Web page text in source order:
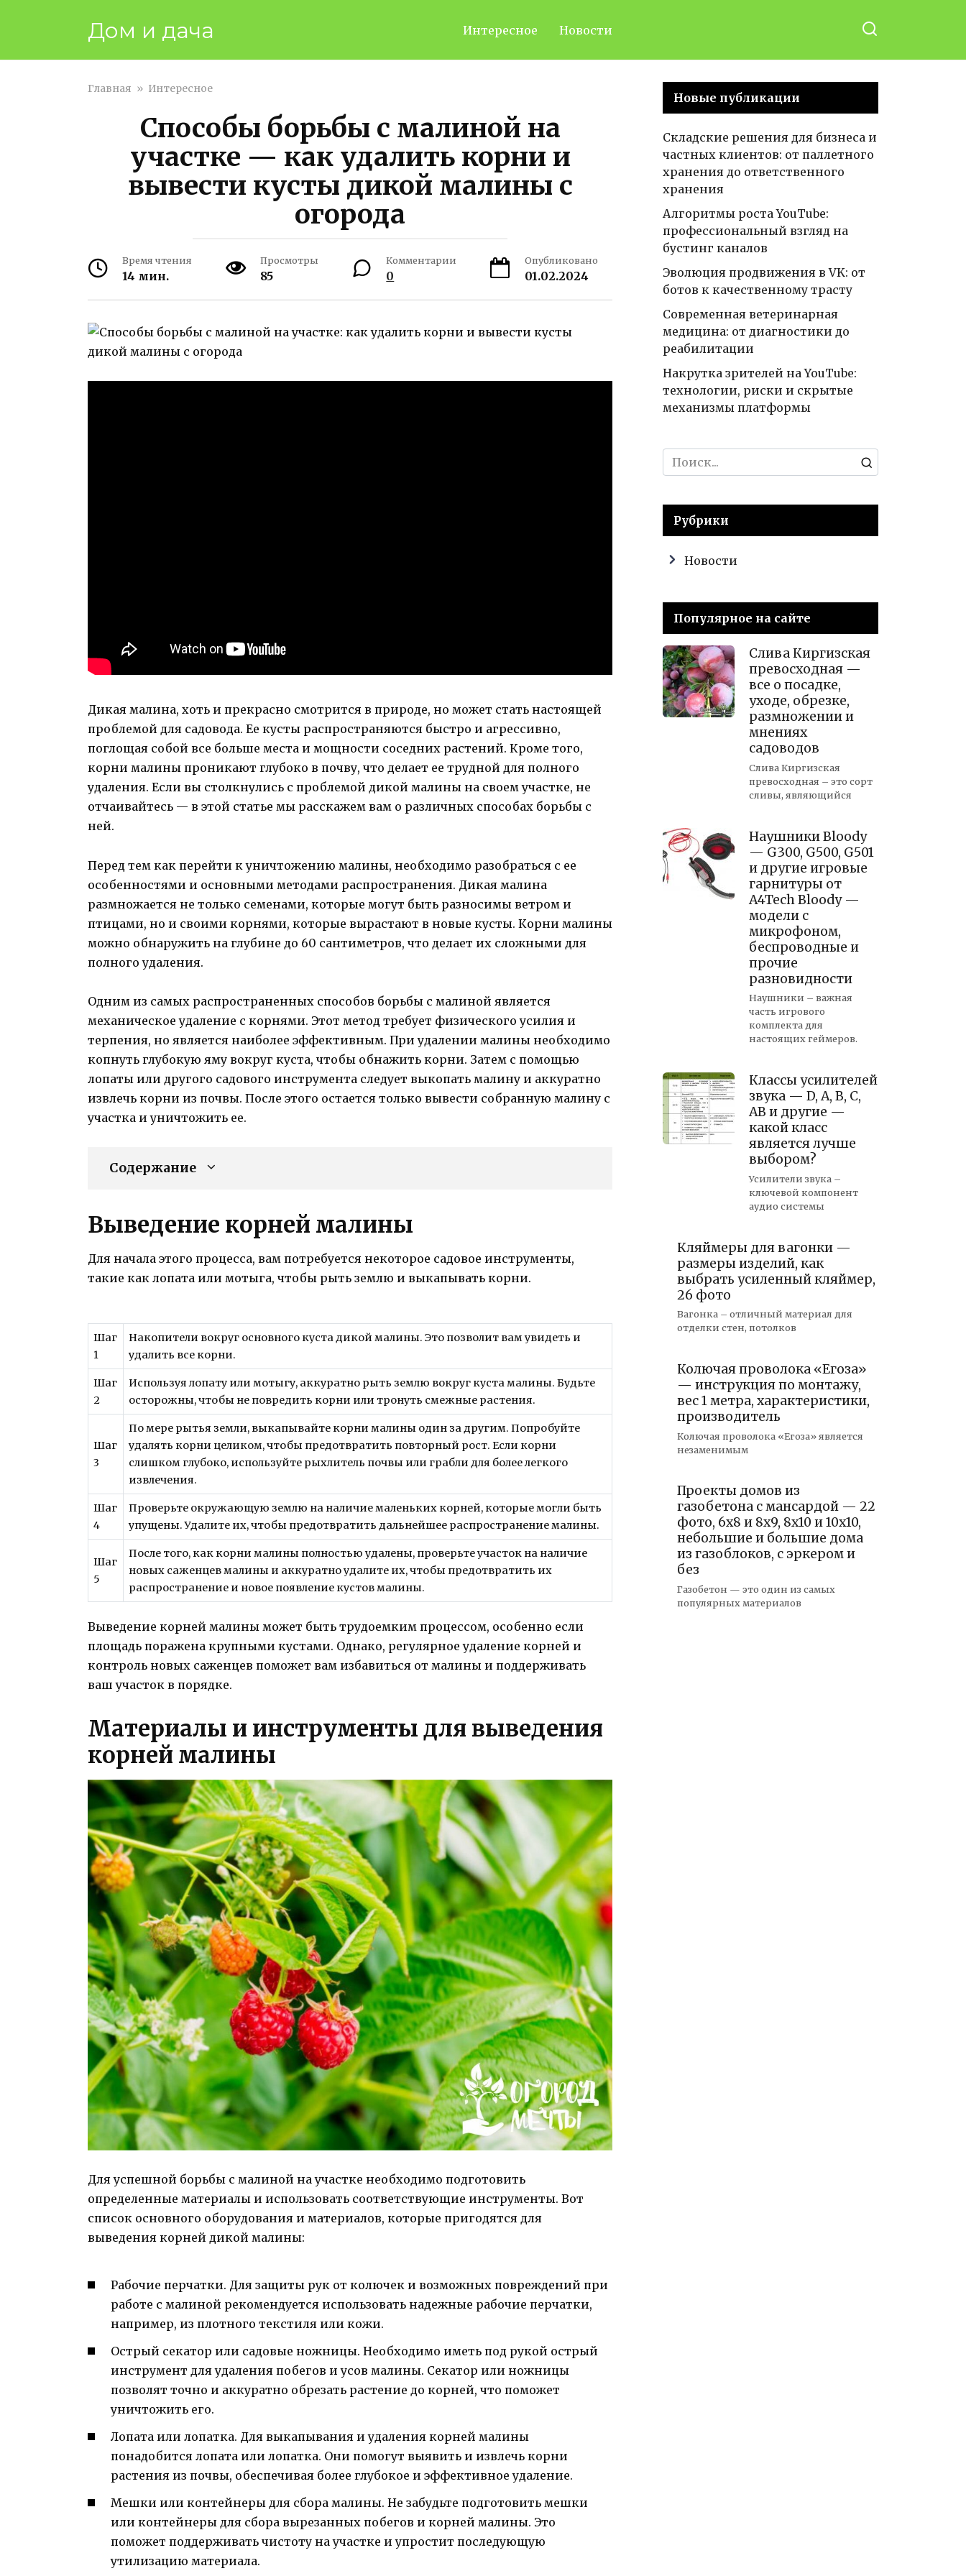
Дом и дача Интересное Новости
Главная » Интересное
Способы борьбы с малиной на
участке — как удалить корни и
вывести кусты дикой малины с
огорода
Время чтения
14 мин.
Просмотры
85
Комментарии
0
Опубликовано
01.02.2024
Дикая малина, хоть и прекрасно смотрится в природе, но может стать настоящей
проблемой для садовода. Ее кусты распространяются быстро и агрессивно,
поглощая собой все больше места и мощности соседних растений. Кроме того,
корни малины проникают глубоко в почву, что делает ее трудной для полного
удаления. Если вы столкнулись с проблемой дикой малины на своем участке, не
отчаивайтесь — в этой статье мы расскажем вам о различных способах борьбы с
ней.
Перед тем как перейти к уничтожению малины, необходимо разобраться с ее
особенностями и основными методами распространения. Дикая малина
размножается не только семенами, которые могут быть разносимы ветром и
птицами, но и своими корнями, которые вырастают в новые кусты. Корни малины
можно обнаружить на глубине до 60 сантиметров, что делает их сложными для
полного удаления.
Одним из самых распространенных способов борьбы с малиной является
механическое удаление с корнями. Этот метод требует физического усилия и
терпения, но является наиболее эффективным. При удалении малины необходимо
копнуть глубокую яму вокруг куста, чтобы обнажить корни. Затем с помощью
лопаты или другого садового инструмента следует выкопать малину и аккуратно
извлечь корни из почвы. После этого остается только вывести собранную малину с
участка и уничтожить ее.
Содержание
Выведение корней малины
Для начала этого процесса, вам потребуется некоторое садовое инструменты,
такие как лопата или мотыга, чтобы рыть землю и выкапывать корни.
Шаг
1
Накопители вокруг основного куста дикой малины. Это позволит вам увидеть и
удалить все корни.
Шаг
2
Используя лопату или мотыгу, аккуратно рыть землю вокруг куста малины. Будьте
осторожны, чтобы не повредить корни или тронуть смежные растения.
Шаг
3
По мере рытья земли, выкапывайте корни малины один за другим. Попробуйте
удалять корни целиком, чтобы предотвратить повторный рост. Если корни
слишком глубоко, используйте рыхлитель почвы или грабли для более легкого
извлечения.
Шаг
4
Проверьте окружающую землю на наличие маленьких корней, которые могли быть
упущены. Удалите их, чтобы предотвратить дальнейшее распространение малины.
Шаг
5
После того, как корни малины полностью удалены, проверьте участок на наличие
новых саженцев малины и аккуратно удалите их, чтобы предотвратить их
распространение и новое появление кустов малины.
Выведение корней малины может быть трудоемким процессом, особенно если
площадь поражена крупными кустами. Однако, регулярное удаление корней и
контроль новых саженцев поможет вам избавиться от малины и поддерживать
ваш участок в порядке.
Материалы и инструменты для выведения
корней малины
Для успешной борьбы с малиной на участке необходимо подготовить
определенные материалы и использовать соответствующие инструменты. Вот
список основного оборудования и материалов, которые пригодятся для
выведения корней дикой малины:
Рабочие перчатки. Для защиты рук от колючек и возможных повреждений при
работе с малиной рекомендуется использовать надежные рабочие перчатки,
например, из плотного текстиля или кожи.
Острый секатор или садовые ножницы. Необходимо иметь под рукой острый
инструмент для удаления побегов и усов малины. Секатор или ножницы
позволят точно и аккуратно обрезать растение до корней, что поможет
уничтожить его.
Лопата или лопатка. Для выкапывания и удаления корней малины
понадобится лопата или лопатка. Они помогут выявить и извлечь корни
растения из почвы, обеспечивая более глубокое и эффективное удаление.
Мешки или контейнеры для сбора малины. Не забудьте подготовить мешки
или контейнеры для сбора вырезанных побегов и корней малины. Это
поможет поддерживать чистоту на участке и упростит последующую
утилизацию материала.
Новые публикации
Складские решения для бизнеса и
частных клиентов: от паллетного
хранения до ответственного
хранения
Алгоритмы роста YouTube:
профессиональный взгляд на
бустинг каналов
Эволюция продвижения в VK: от
ботов к качественному трасту
Современная ветеринарная
медицина: от диагностики до
реабилитации
Накрутка зрителей на YouTube:
технологии, риски и скрытые
механизмы платформы
Search
for:
Рубрики
Новости
Популярное на сайте
Слива Киргизская
превосходная —
все о посадке,
уходе, обрезке,
размножении и
мнениях
садоводов
Слива Киргизская
превосходная – это сорт
сливы, являющийся
Наушники Bloody
— G300, G500, G501
и другие игровые
гарнитуры от
A4Tech Bloody —
модели с
микрофоном,
беспроводные и
прочие
разновидности
Наушники – важная
часть игрового
комплекта для
настоящих геймеров.
Классы усилителей
звука — D, A, B, C,
AB и другие —
какой класс
является лучше
выбором?
Усилители звука –
ключевой компонент
аудио системы
Кляймеры для вагонки —
размеры изделий, как
выбрать усиленный кляймер,
26 фото
Вагонка – отличный материал для
отделки стен, потолков
Колючая проволока «Егоза»
— инструкция по монтажу,
вес 1 метра, характеристики,
производитель
Колючая проволока «Егоза» является
незаменимым
Проекты домов из
газобетона с мансардой — 22
фото, 6х8 и 8х9, 8х10 и 10х10,
небольшие и большие дома
из газоблоков, с эркером и
без
Газобетон — это один из самых
популярных материалов